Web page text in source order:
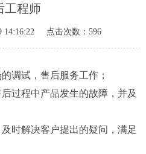
工程师
14:16:22 点击次数：596
调试，售后服务工作；
过程中产品发生的故障，并及
时解决客户提出的疑问，满足